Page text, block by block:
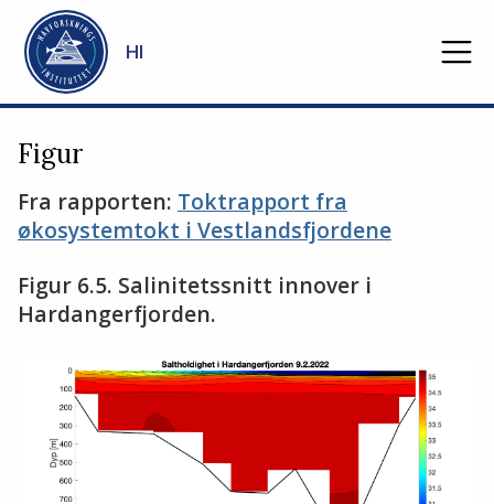
Gå til hovedinnhold
HI
Figur
Fra rapporten: Toktrapport fra
økosystemtokt i Vestlandsfjordene
Figur 6.5. Salinitetssnitt innover i
Hardangerfjorden.